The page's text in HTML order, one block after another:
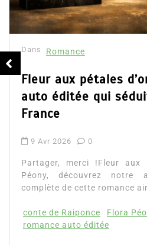
Dans Romance
Fleur aux pétales
auto éditée qui
France
9 Avr 2026 0
Partager, merci !Fleur aux
Péony, découvrez notre
complète de cette romance
conte de Raiponce
Flora
romance auto éditée